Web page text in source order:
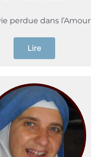
perdue dans l’Amour
Lire